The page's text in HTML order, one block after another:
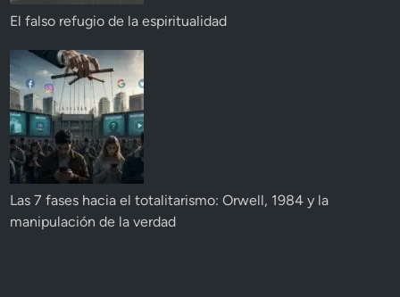
El falso refugio de la espiritualidad
Las 7 fases hacia el totalitarismo: Orwell, 1984 y la
manipulación de la verdad